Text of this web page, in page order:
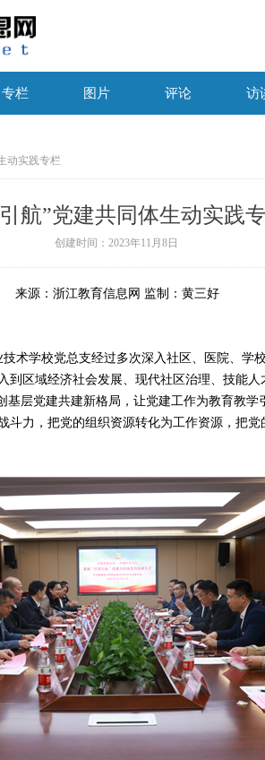
专栏 图片 评论 访
航”党建共同体生动实践
来源：浙江教育信息网 监制：黄三好
术学校党总支经过多次深入社区、医院、学
到区域经济社会发展、现代社区治理、技能
基层党建共建新格局，让党建工作为教育教
斗力，把党的组织资源转化为工作资源，把
创建时间： 2023年11月8日
动实践专栏
张万阳：
厚植
在
锻造
培育
锤炼
走技
以青
技
王炳
争
展
韦佳
耀
吕可
小小“网
天
走技
王梦
星光不问
中职
气
邹欣颖
中
热
“筑梦
“体验端
“崇尚一
“关爱心
“弘扬雷
“岁杪
“创新党建品
2023年浙
“灯塔引航
嵊州市卓
浙江省社区
林乃聪：希
聚焦高
特色化办学赋
职业教育
阅读为人
关注更多
社区共
家庭教育赋
“以美育
幼
【诗评】
浙江省中职教师